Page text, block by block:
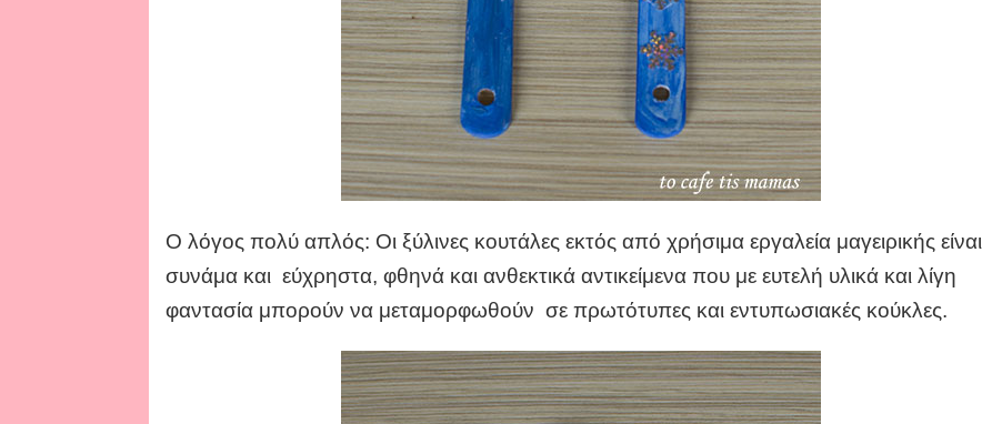
Ο λόγος πολύ απλός: Οι ξύλινες κουτάλες εκτός από χρήσιμα εργαλεία μαγειρικής είναι
συνάμα και εύχρηστα, φθηνά και ανθεκτικά αντικείμενα που με ευτελή υλικά και λίγη
φαντασία μπορούν να μεταμορφωθούν σε πρωτότυπες και εντυπωσιακές κούκλες.